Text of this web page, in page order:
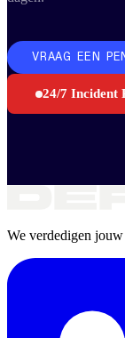
VRAAG EEN
24/7 Incident
We verdedigen